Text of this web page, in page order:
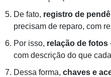
De fato, registro de
precisam de reparo, com
Por isso, relação de fotos
com descrição do que
Dessa forma, chaves e